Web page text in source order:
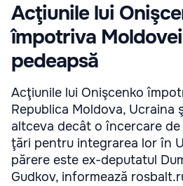
Acţiunile lui
împotriva
pedeapsă
Acţiunile lui Onişcenko
Republica Moldova, Ucraina
altceva decât o încercare
ţări pentru integrarea lor în
părere este ex-deputatul
Gudkov, informează